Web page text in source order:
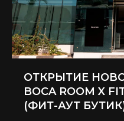
ОТКРЫТИЕ
BOCA ROOM X
(ФИТ-АУТ